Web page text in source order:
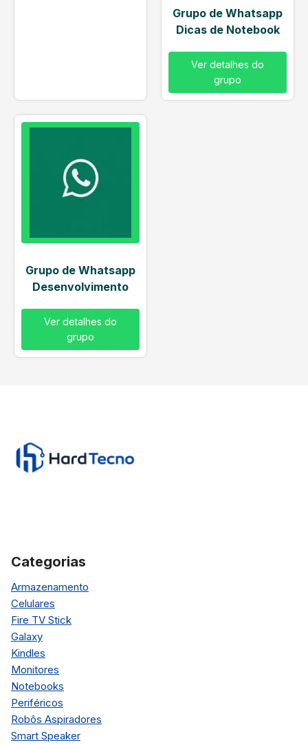
Grupo de Whatsapp
Dicas de Notebook
Ver detalhes do
grupo
Grupo de Whatsapp
Desenvolvimento
Ver detalhes do
grupo
Categorias
Armazenamento
Celulares
Fire TV Stick
Galaxy
Kindles
Monitores
Notebooks
Periféricos
Robôs Aspiradores
Smart Speaker